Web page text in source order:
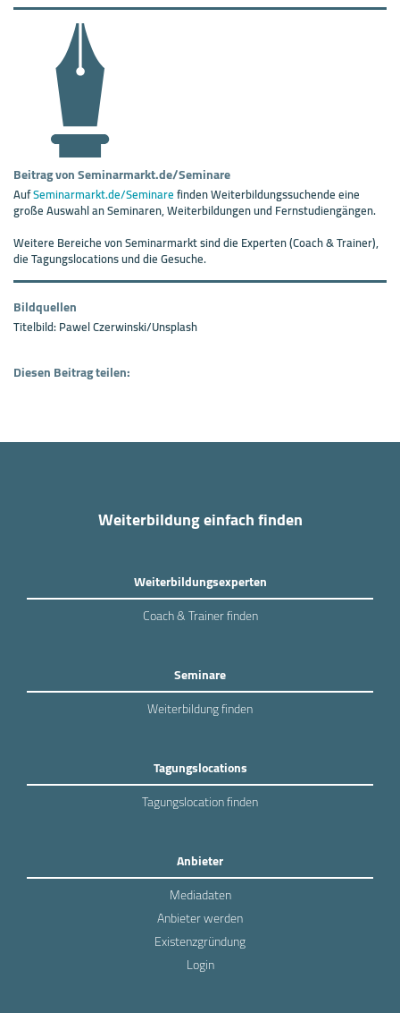
Beitrag von Seminarmarkt.de/Seminare
AufSeminarmarkt.de/Seminarefinden Weiterbildungssuchende eine
große Auswahl an Seminaren, Weiterbildungen und Fernstudiengängen.
Weitere Bereiche von Seminarmarkt sind die Experten (Coach & Trainer),
die Tagungslocations und die Gesuche.
Bildquellen
Titelbild: Pawel Czerwinski/Unsplash
Diesen Beitrag teilen:
Weiterbildung einfach finden
Weiterbildungsexperten
Coach & Trainer finden
Seminare
Weiterbildung finden
Tagungslocations
Tagungslocation finden
Anbieter
Mediadaten
Anbieter werden
Existenzgründung
Login